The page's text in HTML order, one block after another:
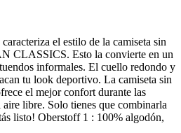
el estilo de la camiseta sin
CLASSICS. Esto la convierte en un
informales. El cuello redondo y
tu look deportivo. La camiseta sin
el mejor confort durante las
libre. Solo tienes que combinarla
listo! Oberstoff 1 : 100% algodón,